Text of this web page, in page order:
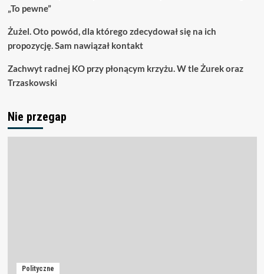
„To pewne”
Żużel. Oto powód, dla którego zdecydował się na ich
propozycję. Sam nawiązał kontakt
Zachwyt radnej KO przy płonącym krzyżu. W tle Żurek oraz
Trzaskowski
Nie przegap
Polityczne